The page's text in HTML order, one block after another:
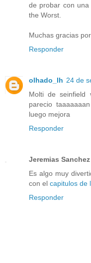
de probar con
the Worst.
Muchas gracias
Responder
olhado_lh 24 de
Molti de
parecio
luego mejora
Responder
Jeremias Sanchez
Es algo muy
con el capitulos de
Responder